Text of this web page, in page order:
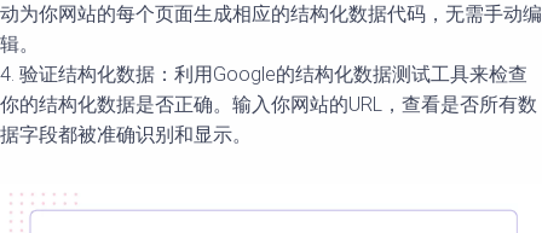
动为你网站的每个页面生成相应的结构化数据代码，无需手动编
辑。
4. 验证结构化数据：利用Google的结构化数据测试工具来检查
你的结构化数据是否正确。输入你网站的URL，查看是否所有数
据字段都被准确识别和显示。